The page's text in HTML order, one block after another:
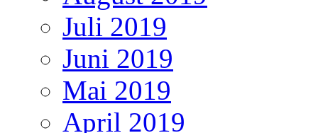
Juli 2019
Juni 2019
Mai 2019
April 2019